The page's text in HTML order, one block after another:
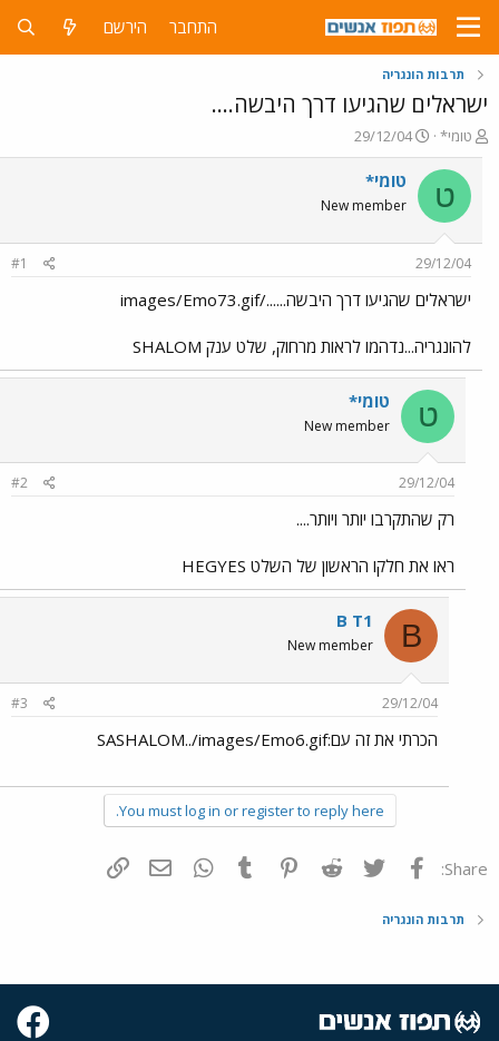
התחבר הירשם
תרבות הונגריה
ישראלים שהגיעו דרך היבשה....
פ
ו
ת
ח
ה
ש
א
טומי*
פ
ו
ר
29/12/04
ט טומי*
New member
29/12/04
#1
ישראלים שהגיעו דרך היבשה....../images/Emo73.gif
להונגריה...נדהמו לראות מרחוק, שלט ענק SHALOM
ט טומי*
New member
29/12/04
#2
רק שהתקרבו יותר ויותר....
ראו את חלקו הראשון של השלט HEGYES
B
B T1
New member
29/12/04
#3
הכרתי את זה עם:SASHALOM../images/Emo6.gif
You must log in or register to reply here.
Share: פייסבוק Twitter
Reddit
Pinterest
Tumblr
WhatsAppדואר אלקטרוני
תרבות הונגריה